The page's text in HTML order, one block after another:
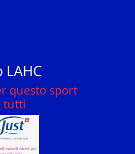
questo sport
tutti